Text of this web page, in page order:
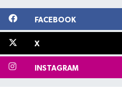
FACEBOOK
X
INSTAGRAM